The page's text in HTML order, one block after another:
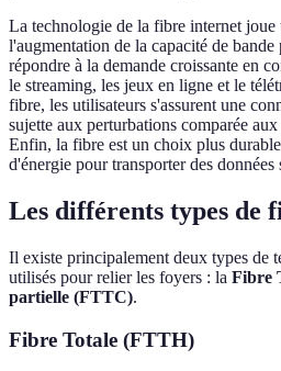
La technologie de la fibre internet joue
l'augmentation de la capacité de bande
répondre à la demande croissante en
le streaming, les jeux en ligne et le
fibre, les utilisateurs s'assurent une
sujette aux perturbations comparée
Enfin, la fibre est un choix plus
d'énergie pour transporter des données
Les différents types de
Il existe principalement deux types de
utilisés pour relier les foyers : la Fibre
partielle (FTTC).
Fibre Totale (FTTH)